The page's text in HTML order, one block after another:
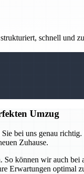
schnell und
Umzug
bei uns genau
Zuhause.
können wir auch
Erwartungen optimal